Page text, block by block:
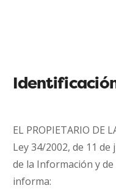
EL PROPIETARIO DE
Ley 34/2002, de 11 de
de la Información y
informa: